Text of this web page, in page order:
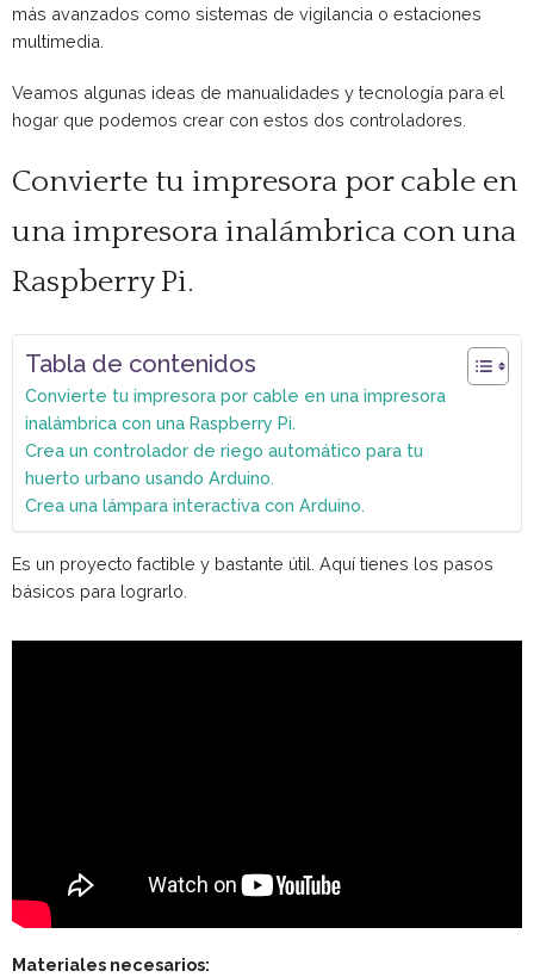
más avanzados como sistemas de vigilancia o estaciones
multimedia.
Veamos algunas ideas de manualidades y tecnología para el
hogar que podemos crear con estos dos controladores.
Convierte tu impresora por cable en
una impresora inalámbrica con una
Raspberry Pi.
Tabla de contenidos
Convierte tu impresora por cable en una impresora
inalámbrica con una Raspberry Pi.
Crea un controlador de riego automático para tu
huerto urbano usando Arduino.
Crea una lámpara interactiva con Arduino.
Es un proyecto factible y bastante útil. Aquí tienes los pasos
básicos para lograrlo.
Materiales necesarios: